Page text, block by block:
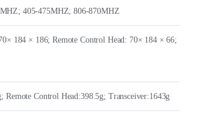
405-475MHZ; 806-870MHZ
184 × 186; Remote Control Head: 70× 184 × 66;
Remote Control Head:398.5g; Transceiver:1643g